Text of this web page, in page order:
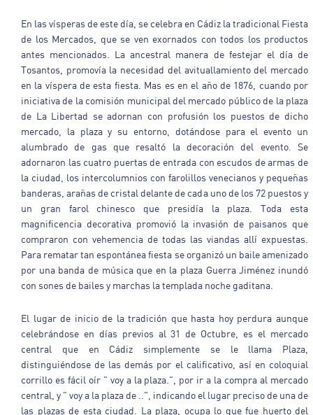
En las vísperas de este día, se celebra en Cádiz la tradicional Fiesta
de los Mercados, que se ven exornados con todos los productos
antes mencionados. La ancestral manera de festejar el día de
Tosantos, promovía la necesidad del avituallamiento del mercado
en la víspera de esta fiesta. Mas es en el año de 1876, cuando por
iniciativa de la comisión municipal del mercado público de la plaza
de La Libertad se adornan con profusión los puestos de dicho
mercado, la plaza y su entorno, dotándose para el evento un
alumbrado de gas que resaltó la decoración del evento. Se
adornaron las cuatro puertas de entrada con escudos de armas de
la ciudad, los intercolumnios con farolillos venecianos y pequeñas
banderas, arañas de cristal delante de cada uno de los 72 puestos y
un gran farol chinesco que presidía la plaza. Toda esta
magnificencia decorativa promovió la invasión de paisanos que
compraron con vehemencia de todas las viandas allí expuestas.
Para rematar tan espontánea fiesta se organizó un baile amenizado
por una banda de música que en la plaza Guerra Jiménez inundó
con sones de bailes y marchas la templada noche gaditana.
El lugar de inicio de la tradición que hasta hoy perdura aunque
celebrándose en días previos al 31 de Octubre, es el mercado
central que en Cádiz simplemente se le llama Plaza,
distinguiéndose de las demás por el calificativo, así en coloquial
corrillo es fácil oír " voy a la plaza.", por ir a la compra al mercado
central, y " voy a la plaza de ..", indicando el lugar preciso de una de
las plazas de esta ciudad. La plaza, ocupa lo que fue huerto del